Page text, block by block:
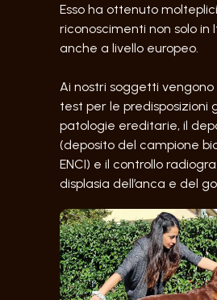
Esso ha ottenuto molteplici
riconoscimenti non solo in
anche a livello europeo.
Ai nostri soggetti
test per le predisposizioni
patologie ereditarie, il
(deposito del campione
ENCI) e il controllo
displasia dell’anca e del